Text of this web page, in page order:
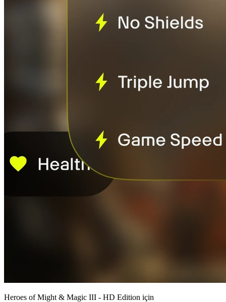
Heroes of Might & Magic III - HD Edition için